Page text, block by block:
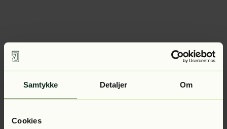
Samtykke Detaljer Om
Cookies